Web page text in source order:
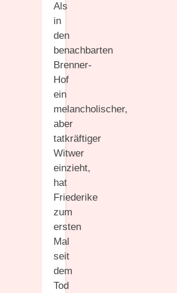
Als
in
den
benachbarten
Brenner-
Hof
ein
melancholischer,
aber
tatkräftiger
Witwer
einzieht,
hat
Friederike
zum
ersten
Mal
seit
dem
Tod